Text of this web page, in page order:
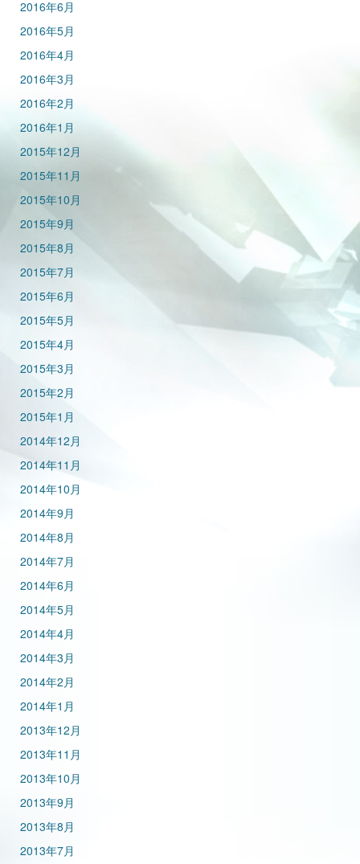
2016年6月
2016年5月
2016年4月
2016年3月
2016年2月
2016年1月
2015年12月
2015年11月
2015年10月
2015年9月
2015年8月
2015年7月
2015年6月
2015年5月
2015年4月
2015年3月
2015年2月
2015年1月
2014年12月
2014年11月
2014年10月
2014年9月
2014年8月
2014年7月
2014年6月
2014年5月
2014年4月
2014年3月
2014年2月
2014年1月
2013年12月
2013年11月
2013年10月
2013年9月
2013年8月
2013年7月